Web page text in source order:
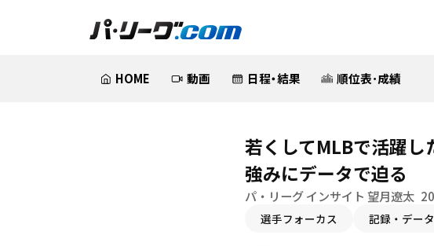
HOME 動画 日程・結果 順位表･成績
若くしてMLBで活躍
強みにデータで迫る
パ・リーグ インサイト 望月遼太
選手フォーカス 記録・データ